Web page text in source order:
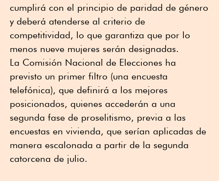
cumplirá con el principio de paridad de género
y deberá atenderse al criterio de
competitividad, lo que garantiza que por lo
menos nueve mujeres serán designadas.
La Comisión Nacional de Elecciones ha
previsto un primer filtro (una encuesta
telefónica), que definirá a los mejores
posicionados, quienes accederán a una
segunda fase de proselitismo, previa a las
encuestas en vivienda, que serían aplicadas de
manera escalonada a partir de la segunda
catorcena de julio.